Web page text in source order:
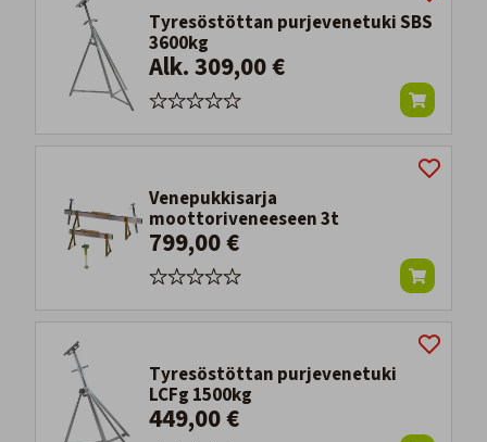
Tyresöstöttan purjevenetuki SBS
3600kg
Alk. 309,00 €
Venepukkisarja
moottoriveneeseen 3t
799,00 €
Tyresöstöttan purjevenetuki
LCFg 1500kg
449,00 €